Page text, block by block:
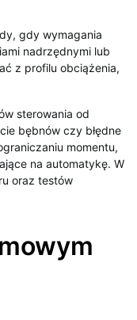
gdy wymagania
nadrzędnymi lub
z profilu obciążenia,
sterowania od
bębnów czy błędne
momentu,
na automatykę. W
oraz testów